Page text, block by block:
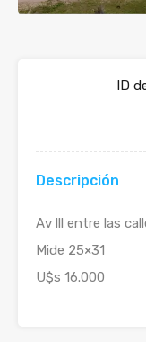
ID
Descripción
Av lll entre las
Mide 25×31
U$s 16.000